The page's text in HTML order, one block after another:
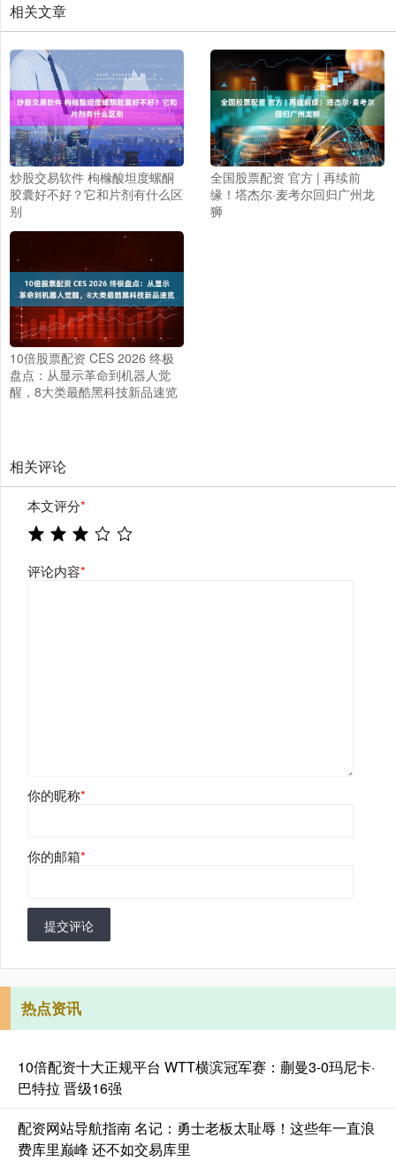
相关文章
炒股交易软件 枸橼酸坦度螺酮
胶囊好不好？它和片剂有什么区
别
全国股票配资 官方 | 再续前
缘！塔杰尔·麦考尔回归广州龙
狮
10倍股票配资 CES 2026 终极
盘点：从显示革命到机器人觉
醒，8大类最酷黑科技新品速览
相关评论
本文评分*
评论内容*
你的昵称*
你的邮箱*
提交评论
热点资讯
10倍配资十大正规平台 WTT横滨冠军赛：蒯曼3-0玛尼卡·
巴特拉 晋级16强
配资网站导航指南 名记：勇士老板太耻辱！这些年一直浪
费库里巅峰 还不如交易库里